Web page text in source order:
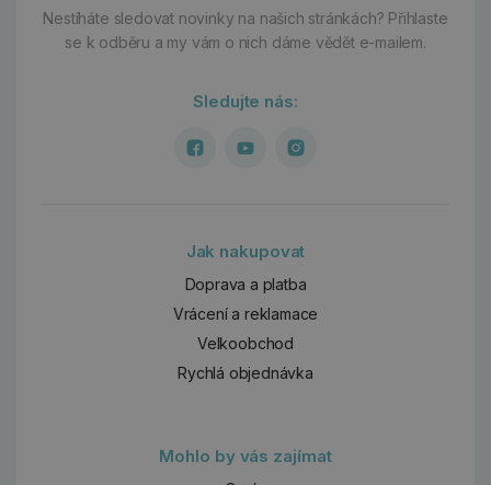
Nestíháte sledovat novinky na našich stránkách? Přihlaste
se k odběru a my vám o nich dáme vědět e-mailem.
Sledujte nás:
Jak nakupovat
Doprava a platba
Vrácení a reklamace
Velkoobchod
Rychlá objednávka
Mohlo by vás zajímat